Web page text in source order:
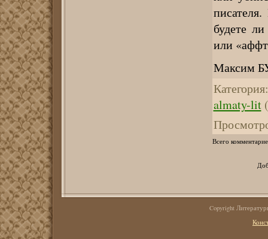
будете
или
Максим
Категория:
almaty-lit
Всего
Copyright